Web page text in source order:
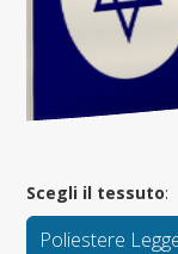
Scegli il tessuto:
Poliestere